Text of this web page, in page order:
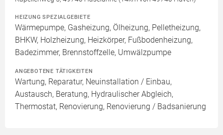
HEIZUNG SPEZIALGEBIETE
Wärmepumpe, Gasheizung, Ölheizung, Pelletheizung,
BHKW, Holzheizung, Heizkörper, Fußbodenheizung,
Badezimmer, Brennstoffzelle, Umwälzpumpe
ANGEBOTENE TÄTIGKEITEN
Wartung, Reparatur, Neuinstallation / Einbau,
Austausch, Beratung, Hydraulischer Abgleich,
Thermostat, Renovierung, Renovierung / Badsanierung